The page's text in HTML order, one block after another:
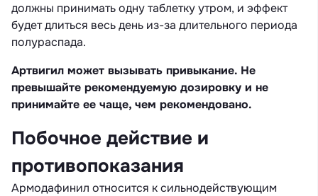
должны принимать одну таблетку утром, и эффект
будет длиться весь день из-за длительного периода
полураспада.
Артвигил может вызывать привыкание. Не
превышайте рекомендуемую дозировку и не
принимайте ее чаще, чем рекомендовано.
Побочное действие и
противопоказания
Армодафинил относится к сильнодействующим